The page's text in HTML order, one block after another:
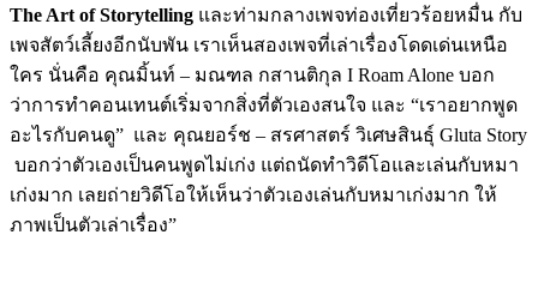
The Art of Storytelling และท่ามกลางเพจท่องเที่ยวร้อยหมื่น กับ
เพจสัตว์เลี้ยงอีกนับพัน เราเห็นสองเพจที่เล่าเรื่องโดดเด่นเหนือ
ใคร นั่นคือ คุณมิ้นท์ – มณฑล กสานติกุล I Roam Alone บอก
ว่าการทำคอนเทนต์เริ่มจากสิ่งที่ตัวเองสนใจ และ “เราอยากพูด
อะไรกับคนดู” และ คุณยอร์ช – สรศาสตร์ วิเศษสินธุ์ Gluta Story
บอกว่าตัวเองเป็นคนพูดไม่เก่ง แต่ถนัดทำวิดีโอและเล่นกับหมา
เก่งมาก เลยถ่ายวิดีโอให้เห็นว่าตัวเองเล่นกับหมาเก่งมาก ให้
ภาพเป็นตัวเล่าเรื่อง”